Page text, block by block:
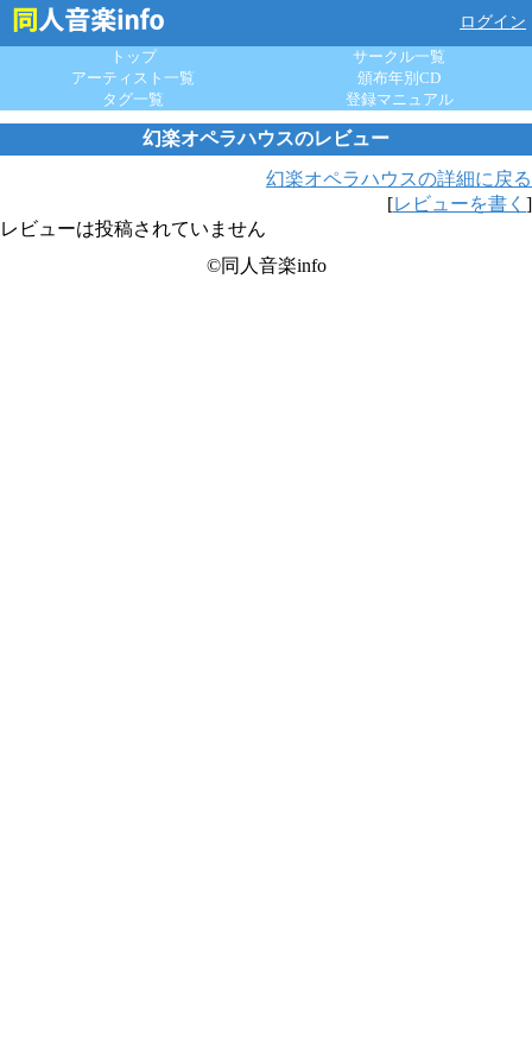
ログイン
トップ
サークル一覧
アーティスト一覧
頒布年別CD
タグ一覧
登録マニュアル
幻楽オペラハウスのレビュー
幻楽オペラハウスの詳細に戻る
[レビューを書く ]
レビューは投稿されていません
©同人音楽info